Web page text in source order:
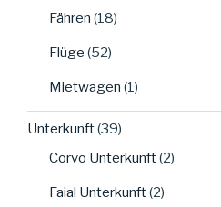
Fähren (18)
Flüge (52)
Mietwagen (1)
Unterkunft(39)
Corvo Unterkunft(2)
Faial Unterkunft(2)